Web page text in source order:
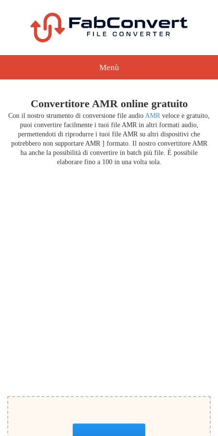
Menù
Convertitore AMR online gratuito
Con il nostro strumento di conversione file audio AMR veloce e gratuito,
puoi convertire facilmente i tuoi file AMR in altri formati audio,
permettendoti di riprodurre i tuoi file AMR su altri dispositivi che
potrebbero non supportare AMR ] formato. Il nostro convertitore AMR
ha anche la possibilità di convertire in batch più file. È possibile
elaborare fino a 100 in una volta sola.